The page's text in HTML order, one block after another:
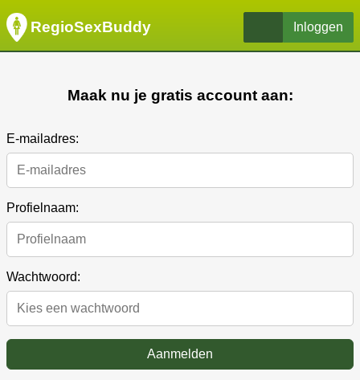
RegioSexBuddy Inloggen
Maak nu je gratis account aan:
E-mailadres:
Profielnaam:
Wachtwoord:
Aanmelden